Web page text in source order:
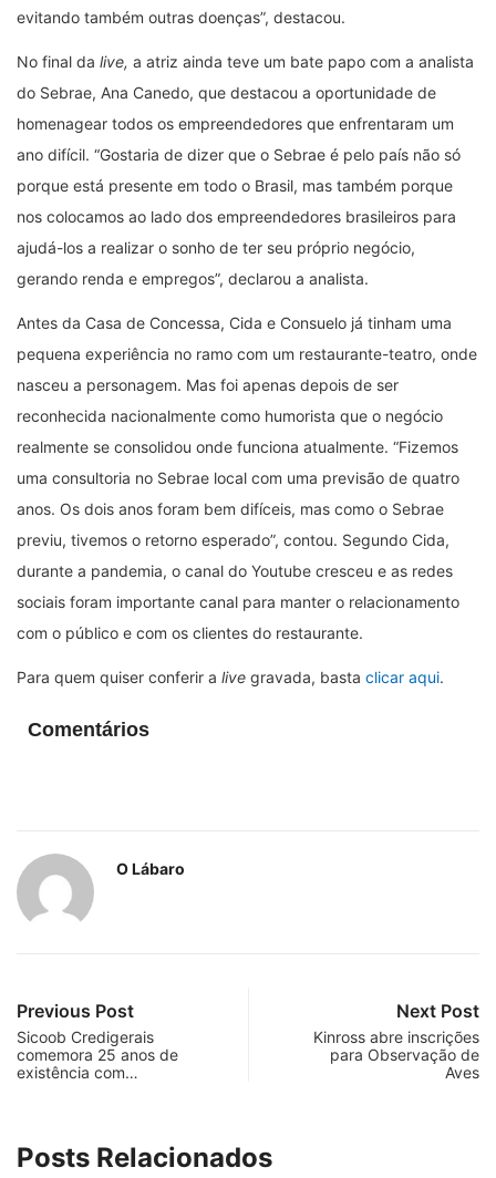
evitando também outras doenças”, destacou.
No final da live, a atriz ainda teve um bate papo com a analista
do Sebrae, Ana Canedo, que destacou a oportunidade de
homenagear todos os empreendedores que enfrentaram um
ano difícil. “Gostaria de dizer que o Sebrae é pelo país não só
porque está presente em todo o Brasil, mas também porque
nos colocamos ao lado dos empreendedores brasileiros para
ajudá-los a realizar o sonho de ter seu próprio negócio,
gerando renda e empregos”, declarou a analista.
Antes da Casa de Concessa, Cida e Consuelo já tinham uma
pequena experiência no ramo com um restaurante-teatro, onde
nasceu a personagem. Mas foi apenas depois de ser
reconhecida nacionalmente como humorista que o negócio
realmente se consolidou onde funciona atualmente. “Fizemos
uma consultoria no Sebrae local com uma previsão de quatro
anos. Os dois anos foram bem difíceis, mas como o Sebrae
previu, tivemos o retorno esperado”, contou. Segundo Cida,
durante a pandemia, o canal do Youtube cresceu e as redes
sociais foram importante canal para manter o relacionamento
com o público e com os clientes do restaurante.
Para quem quiser conferir a live gravada, basta clicar aqui.
Comentários
O Lábaro
Previous Post
Sicoob Credigerais
comemora 25 anos de
existência com…
Next Post
Kinross abre inscrições
para Observação de
Aves
Posts Relacionados